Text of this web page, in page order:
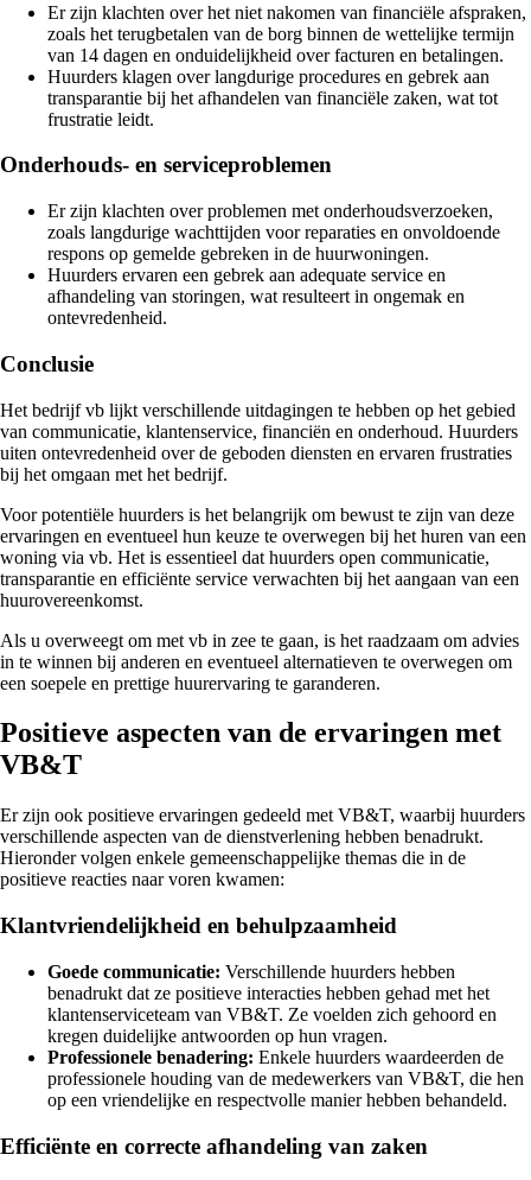
Er zijn klachten over het niet nakomen van financiële afspraken,
zoals het terugbetalen van de borg binnen de wettelijke termijn
van 14 dagen en onduidelijkheid over facturen en betalingen.
Huurders klagen over langdurige procedures en gebrek aan
transparantie bij het afhandelen van financiële zaken, wat tot
frustratie leidt.
Onderhouds- en serviceproblemen
Er zijn klachten over problemen met onderhoudsverzoeken,
zoals langdurige wachttijden voor reparaties en onvoldoende
respons op gemelde gebreken in de huurwoningen.
Huurders ervaren een gebrek aan adequate service en
afhandeling van storingen, wat resulteert in ongemak en
ontevredenheid.
Conclusie
Het bedrijf vb lijkt verschillende uitdagingen te hebben op het gebied
van communicatie, klantenservice, financiën en onderhoud. Huurders
uiten ontevredenheid over de geboden diensten en ervaren frustraties
bij het omgaan met het bedrijf.
Voor potentiële huurders is het belangrijk om bewust te zijn van deze
ervaringen en eventueel hun keuze te overwegen bij het huren van een
woning via vb. Het is essentieel dat huurders open communicatie,
transparantie en efficiënte service verwachten bij het aangaan van een
huurovereenkomst.
Als u overweegt om met vb in zee te gaan, is het raadzaam om advies
in te winnen bij anderen en eventueel alternatieven te overwegen om
een soepele en prettige huurervaring te garanderen.
Positieve aspecten van de ervaringen met
VB&T
Er zijn ook positieve ervaringen gedeeld met VB&T, waarbij huurders
verschillende aspecten van de dienstverlening hebben benadrukt.
Hieronder volgen enkele gemeenschappelijke themas die in de
positieve reacties naar voren kwamen:
Klantvriendelijkheid en behulpzaamheid
Goede communicatie: Verschillende huurders hebben
benadrukt dat ze positieve interacties hebben gehad met het
klantenserviceteam van VB&T. Ze voelden zich gehoord en
kregen duidelijke antwoorden op hun vragen.
Professionele benadering: Enkele huurders waardeerden de
professionele houding van de medewerkers van VB&T, die hen
op een vriendelijke en respectvolle manier hebben behandeld.
Efficiënte en correcte afhandeling van zaken